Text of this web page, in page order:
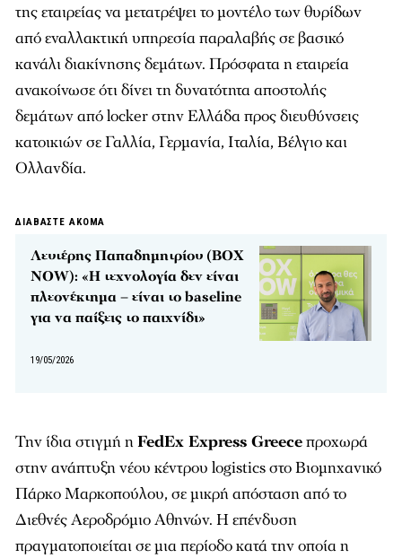
της εταιρείας να μετατρέψει το μοντέλο των θυρίδων
από εναλλακτική υπηρεσία παραλαβής σε βασικό
κανάλι διακίνησης δεμάτων. Πρόσφατα η εταιρεία
ανακοίνωσε ότι δίνει τη δυνατότητα αποστολής
δεμάτων από locker στην Ελλάδα προς διευθύνσεις
κατοικιών σε Γαλλία, Γερμανία, Ιταλία, Βέλγιο και
Ολλανδία.
ΔΙΑΒΑΣΤΕ ΑΚΟΜΑ
Λευτέρης Παπαδημητρίου (BOX
NOW): «Η τεχνολογία δεν είναι
πλεονέκτημα – είναι το baseline
για να παίξεις το παιχνίδι»
19/05/2026
Την ίδια στιγμή ηFedEx Express Greeceπροχωρά
στην ανάπτυξη νέου κέντρου logistics στο Βιομηχανικό
Πάρκο Μαρκοπούλου, σε μικρή απόσταση από το
Διεθνές Αεροδρόμιο Αθηνών. Η επένδυση
πραγματοποιείται σε μια περίοδο κατά την οποία η